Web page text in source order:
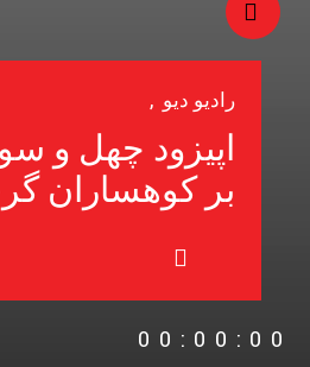
رادیو دیو ,
اپیزود چهل و
بر کوهساران
00:00:00